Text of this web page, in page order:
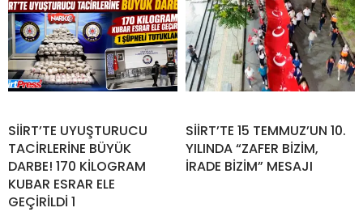
SİİRT’TE UYUŞTURUCU
TACİRLERİNE BÜYÜK
DARBE! 170 KİLOGRAM
KUBAR ESRAR ELE
GEÇİRİLDİ 1
SİİRT’TE 15 TEMMUZ’UN 10.
YILINDA “ZAFER BİZİM,
İRADE BİZİM” MESAJI